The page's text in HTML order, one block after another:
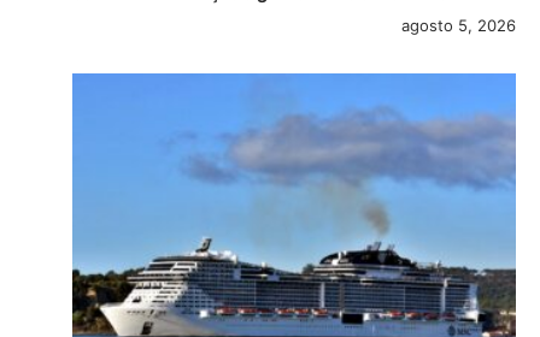
agosto 5, 2026